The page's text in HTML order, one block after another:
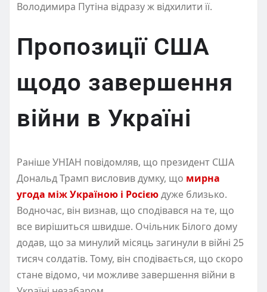
Володимира Путіна відразу ж відхилити її.
Пропозиції США
щодо завершення
війни в Україні
Раніше УНІАН повідомляв, що президент США
Дональд Трамп висловив думку, що мирна
угода між Україною і Росієюдуже близько.
Водночас, він визнав, що сподівався на те, що
все вирішиться швидше. Очільник Білого дому
додав, що за минулий місяць загинули в війні 25
тисяч солдатів. Тому, він сподівається, що скоро
стане відомо, чи можливе завершення війни в